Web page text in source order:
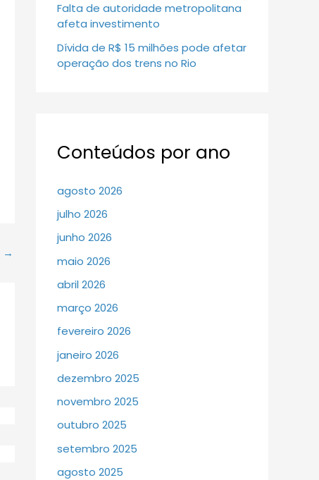
→
Falta de autoridade metropolitana
afeta investimento
Dívida de R$ 15 milhões pode afetar
operação dos trens no Rio
Conteúdos por ano
agosto 2026
julho 2026
junho 2026
maio 2026
abril 2026
março 2026
fevereiro 2026
janeiro 2026
dezembro 2025
novembro 2025
outubro 2025
setembro 2025
agosto 2025